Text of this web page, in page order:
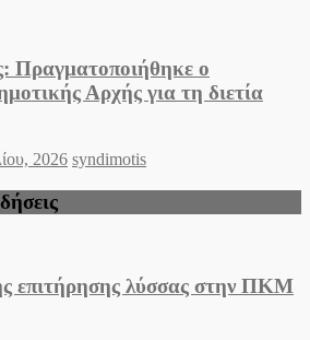
Πραγματοποιήθηκε ο
Αρχής για τη διετία
2026 Author
syndimotis
επιτήρησης λύσσας στην ΠΚΜ